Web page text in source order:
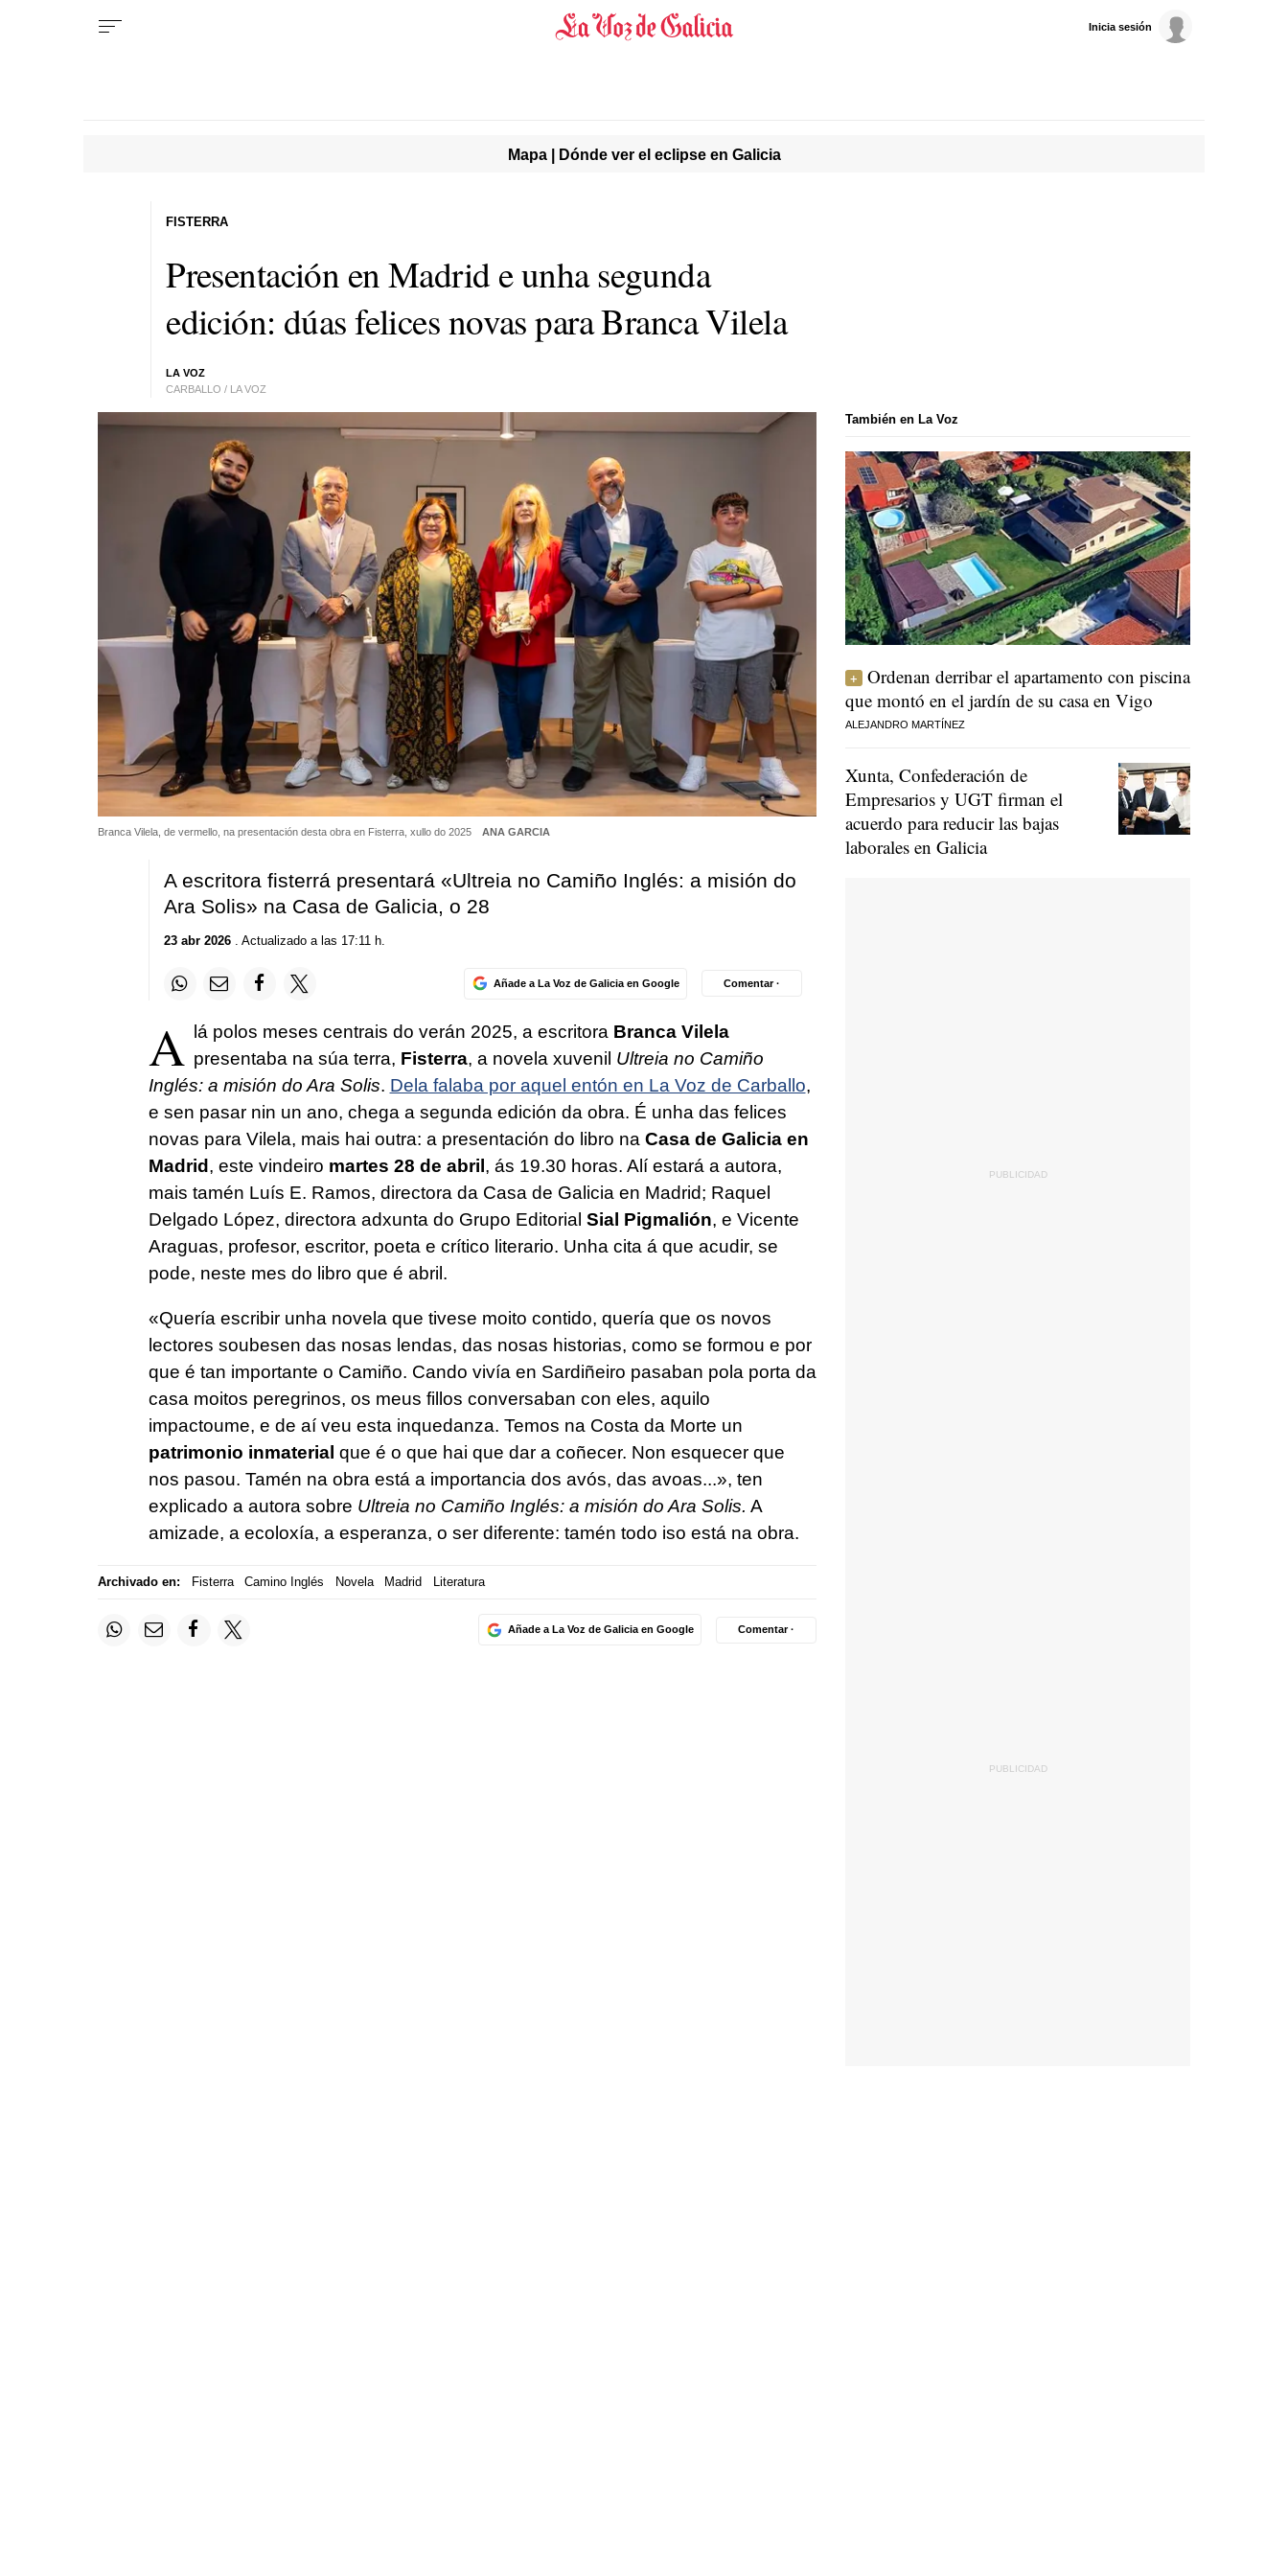
Inicia sesión
Mapa | Dónde ver el eclipse en Galicia
Presentación en Madrid e unha segunda
edición: dúas felices novas para Branca Vilela
LA VOZ
CARBALLO / LA VOZ
FISTERRA
Branca Vilela, de vermello, na presentación desta obra en Fisterra, xullo do 2025 ANA GARCIA
A escritora fisterrá presentará «Ultreia no Camiño Inglés: a misión do
Ara Solis» na Casa de Galicia, o 28
23 abr 2026. Actualizado a las 17:11 h.
Añade a La Voz de Galicia en Google Comentar ·
A lá polos meses centrais do verán 2025, a escritora Branca Vilela
presentaba na súa terra, Fisterra, a novela xuvenil Ultreia no Camiño
Inglés: a misión do Ara Solis. Dela falaba por aquel entón en La Voz de Carballo,
e sen pasar nin un ano, chega a segunda edición da obra. É unha das felices
novas para Vilela, mais hai outra: a presentación do libro na Casa de Galicia en
Madrid, este vindeiro martes 28 de abril, ás 19.30 horas. Alí estará a autora,
mais tamén Luís E. Ramos, directora da Casa de Galicia en Madrid; Raquel
Delgado López, directora adxunta do Grupo Editorial Sial Pigmalión, e Vicente
Araguas, profesor, escritor, poeta e crítico literario. Unha cita á que acudir, se
pode, neste mes do libro que é abril.
«Quería escribir unha novela que tivese moito contido, quería que os novos
lectores soubesen das nosas lendas, das nosas historias, como se formou e por
que é tan importante o Camiño. Cando vivía en Sardiñeiro pasaban pola porta da
casa moitos peregrinos, os meus fillos conversaban con eles, aquilo
impactoume, e de aí veu esta inquedanza. Temos na Costa da Morte un
patrimonio inmaterial que é o que hai que dar a coñecer. Non esquecer que
nos pasou. Tamén na obra está a importancia dos avós, das avoas...», ten
explicado a autora sobre Ultreia no Camiño Inglés: a misión do Ara Solis. A
amizade, a ecoloxía, a esperanza, o ser diferente: tamén todo iso está na obra.
Archivado en: Fisterra Camino Inglés Novela Madrid Literatura
Añade a La Voz de Galicia en Google Comentar ·
También en La Voz
Ordenan derribar el apartamento con piscina
que montó en el jardín de su casa en Vigo
ALEJANDRO MARTÍNEZ
Xunta, Confederación de
Empresarios y UGT firman el
acuerdo para reducir las bajas
laborales en Galicia